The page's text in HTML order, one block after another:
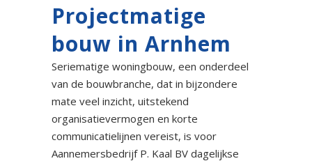
Projectmatige
bouw in Arnhem
Seriematige woningbouw, een onderdeel
van de bouwbranche, dat in bijzondere
mate veel inzicht, uitstekend
organisatievermogen en korte
communicatielijnen vereist, is voor
Aannemersbedrijf P. Kaal BV dagelijkse